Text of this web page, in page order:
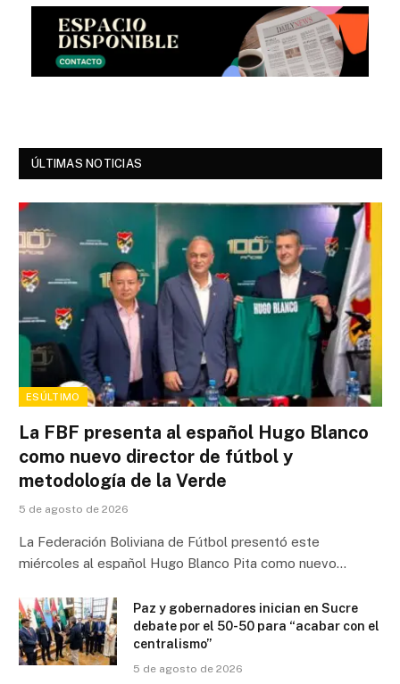
ÚLTIMAS NOTICIAS
ESÚLTIMO
La FBF presenta al español Hugo Blanco
como nuevo director de fútbol y
metodología de la Verde
5 de agosto de 2026
La Federación Boliviana de Fútbol presentó este
miércoles al español Hugo Blanco Pita como nuevo…
Paz y gobernadores inician en Sucre
debate por el 50-50 para “acabar con el
centralismo”
5 de agosto de 2026